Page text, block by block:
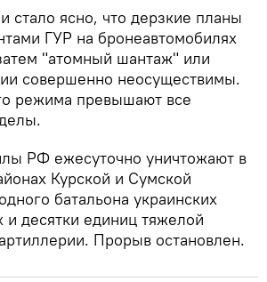
стало ясно, что дерзкие планы
ГУР на бронеавтомобилях
"атомный шантаж" или
совершенно неосуществимы.
режима превышают все
РФ ежесуточно уничтожают в
Курской и Сумской
батальона украинских
десятки единиц тяжелой
Прорыв остановлен.